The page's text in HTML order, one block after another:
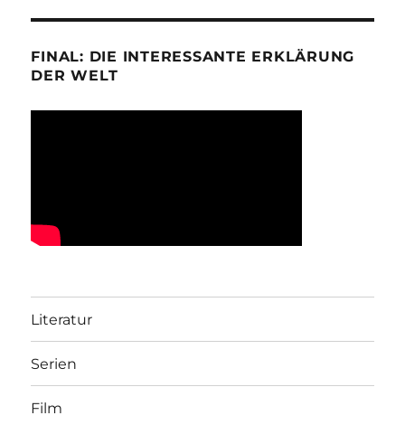
FINAL: DIE INTERESSANTE ERKLÄRUNG
DER WELT
Literatur
Serien
Film